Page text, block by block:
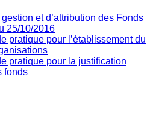
et d’attribution des Fonds
25/10/2016
pratique pour l’établissement du
pratique pour la justification
fonds